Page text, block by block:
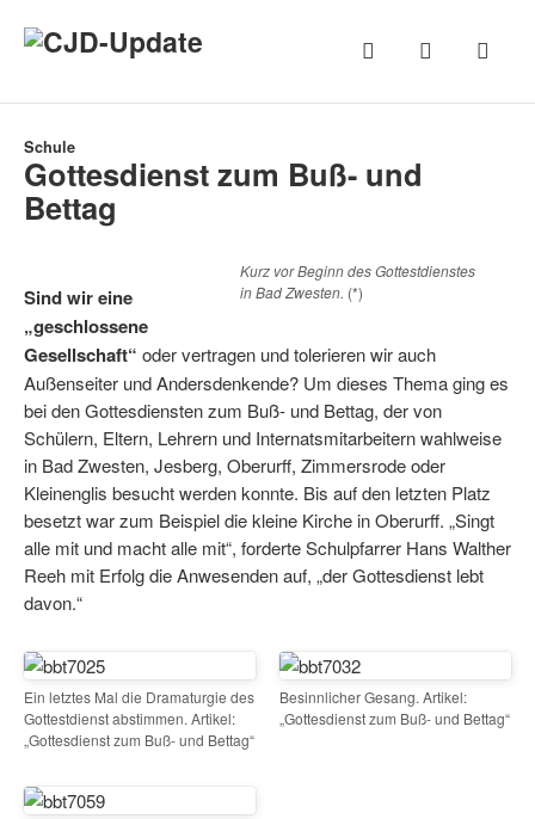
Schule
Gottesdienst zum Buß- und
Bettag
Kurz vor Beginn des Gottestdienstes
in Bad Zwesten. (*)
Sind wir eine
„geschlosse­ne
Gesellschaft“ oder vertragen und tolerieren wir auch
Außenseiter und Andersdenkende? Um dieses Thema ging es
bei den Gottesdiensten zum Buß- und Bettag, der von
Schülern, Eltern, Lehrern und Internatsmitarbeitern wahlweise
in Bad Zwesten, Jesberg, Oberurff, Zimmersrode oder
Kleinenglis besucht werden konnte. Bis auf den letzten Platz
besetzt war zum Beispiel die kleine Kirche in Oberurff. „Singt
alle mit und macht alle mit“, forderte Schulpfarrer Hans Walther
Reeh mit Erfolg die Anwesenden auf, „der Gottesdienst lebt
davon.“
Ein letztes Mal die Dramaturgie des
Gottestdienst abstimmen. Artikel:
„Gottesdienst zum Buß- und Bettag“
Besinnlicher Gesang. Artikel:
„Gottesdienst zum Buß- und Bettag“